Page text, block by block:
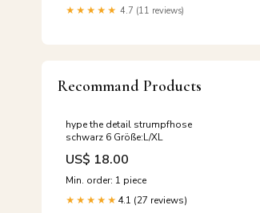
★★★★★ 4.7 (11 reviews)
Recommand Products
hype the detail strumpfhose
schwarz 6 Größe:L/XL
US$ 18.00
Min. order: 1 piece
★★★★★ 4.1 (27 reviews)